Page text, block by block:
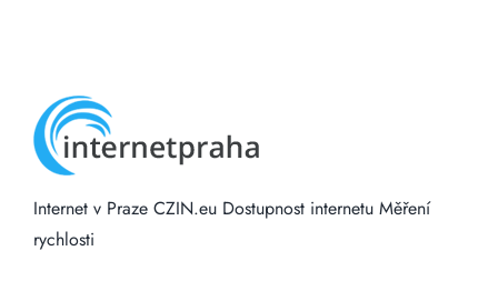
Internet v Praze CZIN.eu Dostupnost internetu Měření
rychlosti